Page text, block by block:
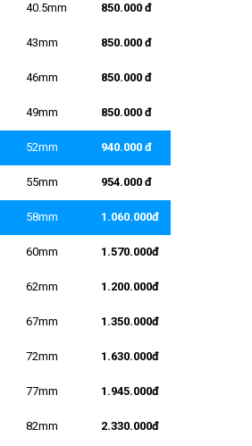
40.5mm 850.000 đ
43mm 850.000 đ
46mm 850.000 đ
49mm 850.000 đ
52mm 940.000 đ
55mm 954.000 đ
58mm 1.060.000đ
60mm 1.570.000đ
62mm 1.200.000đ
67mm 1.350.000đ
72mm 1.630.000đ
77mm 1.945.000đ
82mm 2.330.000đ